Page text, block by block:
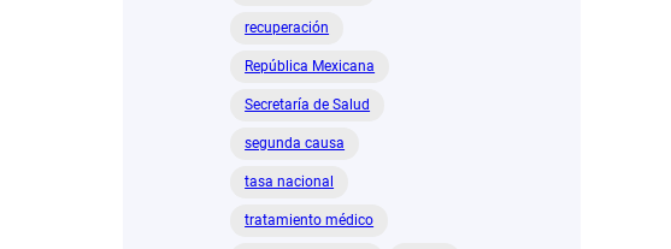
recuperación
República Mexicana
Secretaría de Salud
segunda causa
tasa nacional
tratamiento médico